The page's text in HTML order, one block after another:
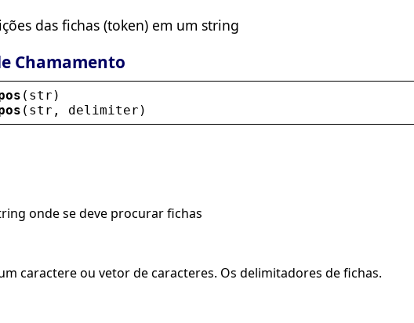
das fichas (token) em um string
Chamamento
( str )
( str , delimiter )
onde se deve procurar fichas
caractere ou vetor de caracteres. Os delimitadores de fichas.